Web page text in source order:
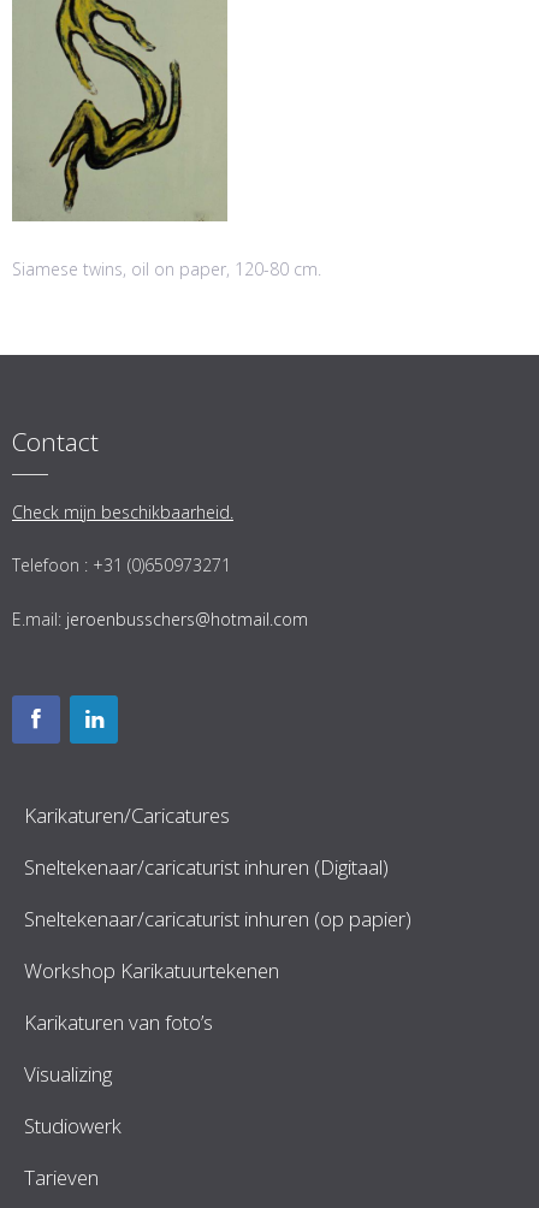
Siamese twins, oil on paper, 120-80 cm.
Contact
Check mijn beschikbaarheid.
Telefoon : +31 (0)650973271
E.mail: jeroenbusschers@hotmail.com
Karikaturen/Caricatures
Sneltekenaar/caricaturist inhuren (Digitaal)
Sneltekenaar/caricaturist inhuren (op papier)
Workshop Karikatuurtekenen
Karikaturen van foto’s
Visualizing
Studiowerk
Tarieven